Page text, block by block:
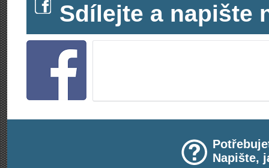
Sdílejte a napište
Napište,